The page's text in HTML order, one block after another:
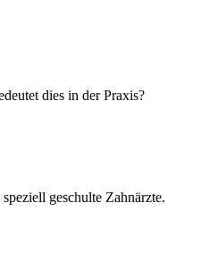
dies in der Praxis?
geschulte Zahnärzte.